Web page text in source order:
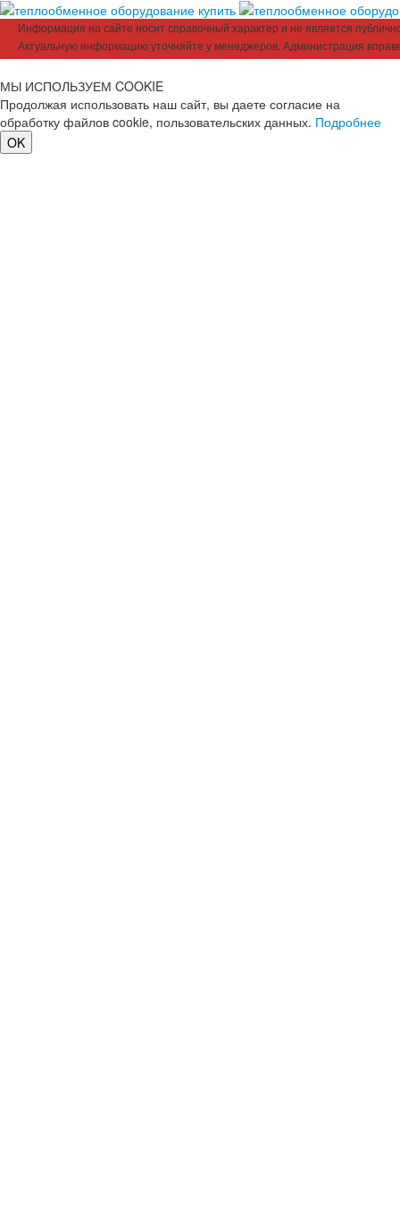
Информация на сайте носит справочный характер и не является
Актуальную информацию уточняйте у менеджеров. Администрация
МЫ ИСПОЛЬЗУЕМ COOKIE
Продолжая использовать наш сайт, вы даете согласие на
обработку файлов cookie, пользовательских данных. Подробнее
OK